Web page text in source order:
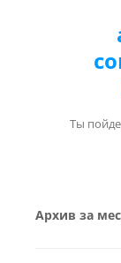
Ты
Архив за